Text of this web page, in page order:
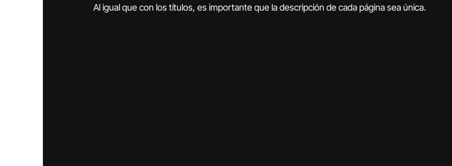
Al igual que con los títulos, es importante que la descripción de cada página sea única.